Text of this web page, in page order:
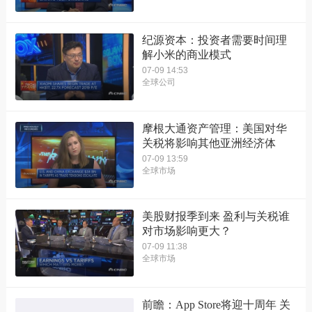
纪源资本：投资者需要时间理
解小米的商业模式
07-09 14:53
全球公司
摩根大通资产管理：美国对华
关税将影响其他亚洲经济体
07-09 13:59
全球市场
美股财报季到来 盈利与关税谁
对市场影响更大？
07-09 11:38
全球市场
前瞻：App Store将迎十周年 关